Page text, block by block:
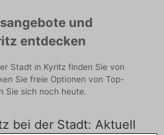
und
entdecken
Stadt in Kyritz finden Sie von
Sie freie Optionen von Top-
Sie sich noch heute.
bei der Stadt: Aktuell